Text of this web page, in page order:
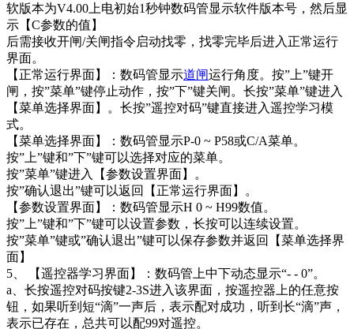
软版本为V4.00上电初始1秒钟数码管显示软件版本号，然后显
示【C参数的值】
后需接收开闸/关闸指令启动找零，找零完毕后进入正常运行
界面。
【正常运行界面】：数码管显示道闸运行角度。按”上”键开
闸，按”菜单”键停止动作，按”下”键关闸。长按”菜单”键进入
【菜单选择界面】。长按”遥控对码”键直接进入遥控学习模
式。
【菜单选择界面】：数码管显示P-0 ~ P58或C/A菜单。
按”上”键和”下”键可以选择对应的菜单。
按”菜单”键进入【参数设置界面】。
按”确认退出”键可以返回【正常运行界面】。
【参数设置界面】：数码管显示H 0 ~ H99数值。
按”上”键和”下”键可以设置参数，长按可以连续设置。
按”菜单”键或”确认退出”键可以保存参数并返回【菜单选择界
面】
5、 【遥控器学习界面】：数码管上中下动态显示“- - 0”。
a、长按遥控对码按键2-3S进入该界面，按遥控器上的任意按
钮，如果听到短“滴”一声后，表示配对成功，听到长“滴”声，
表示已存在，总共可以配99对遥控。